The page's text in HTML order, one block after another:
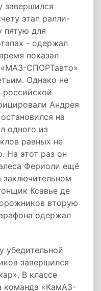
завершился
этап ралли-
пятую для
- одержал
показал
СПОРТавто»
Однако не
российской
Андрея
на
одного из
равных не
На этот раз он
Фериоли ещё
заключительном
Ксавье де
вторую
одержал
убедительной
завершился
В классе
команда «КамАЗ-